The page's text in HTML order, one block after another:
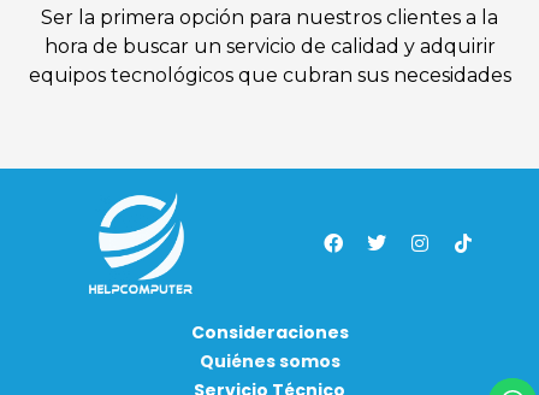
Ser la primera opción para nuestros clientes a la
hora de buscar un servicio de calidad y adquirir
equipos tecnológicos que cubran sus necesidades
Consideraciones
Quiénes somos